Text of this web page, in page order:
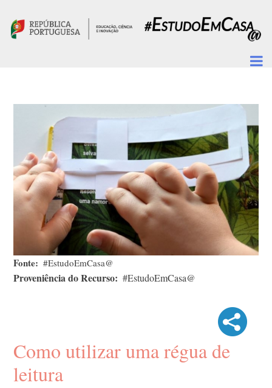
Fonte #EstudoEmCasa@
Proveniência do Recurso #EstudoEmCasa@
Como utilizar uma régua de
leitura